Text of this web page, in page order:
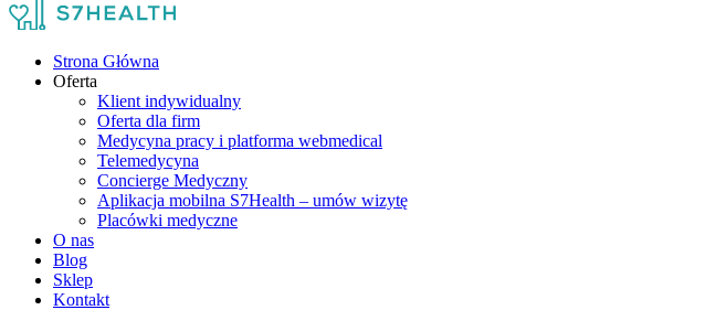
Strona Główna
Oferta
Klient indywidualny
Oferta dla firm
Medycyna pracy i platforma webmedical
Telemedycyna
Concierge Medyczny
Aplikacja mobilna S7Health – umów wizytę
Placówki medyczne
O nas
Blog
Sklep
Kontakt